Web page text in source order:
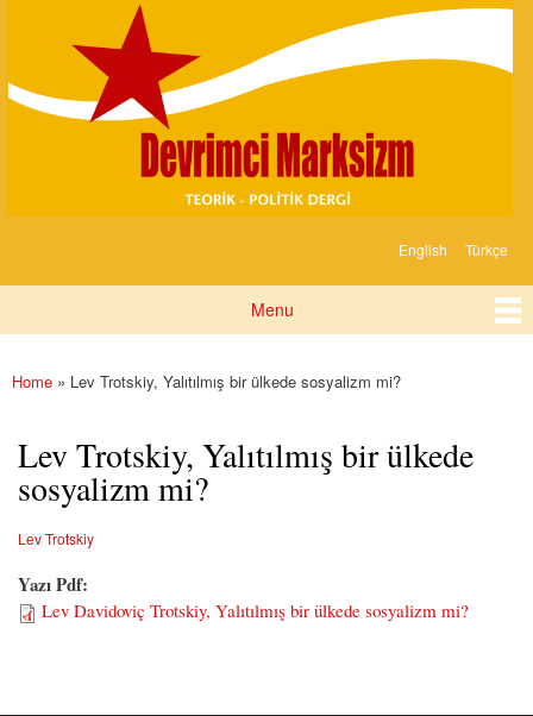
content
Marksizm
English Türkçe
Menu
You are here
Home » Lev Trotskiy, Yalıtılmış bir ülkede sosyalizm mi?
Lev Trotskiy, Yalıtılmış bir ülkede
sosyalizm mi?
Lev Trotskiy
Yazı Pdf:
Lev Davidoviç Trotskiy, Yalıtılmış bir ülkede sosyalizm mi?